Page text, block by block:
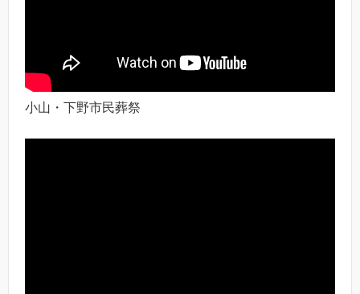
小山・下野市民葬祭